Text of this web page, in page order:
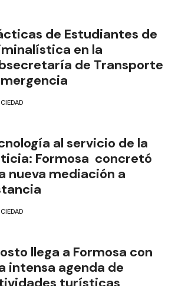
de Estudiantes de
en la
de Transporte
al servicio de la
Formosa concretó
nueva mediación a
llega a Formosa con
intensa agenda de